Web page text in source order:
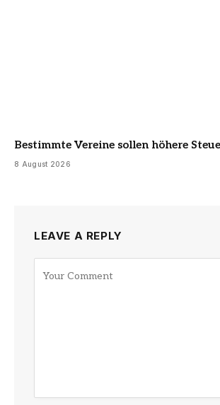
Bestimmte Vereine sollen höhere
8 August 2026
LEAVE A REPLY